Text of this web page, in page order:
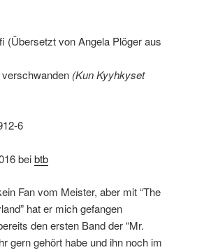
(Übersetzt von Angela Plöger aus
(Kun Kyyhkyset
6
beibtb
Fan vom Meister, aber mit “The
hat er mich gefangen
den ersten Band der “Mr.
gern gehört habe und ihn noch im